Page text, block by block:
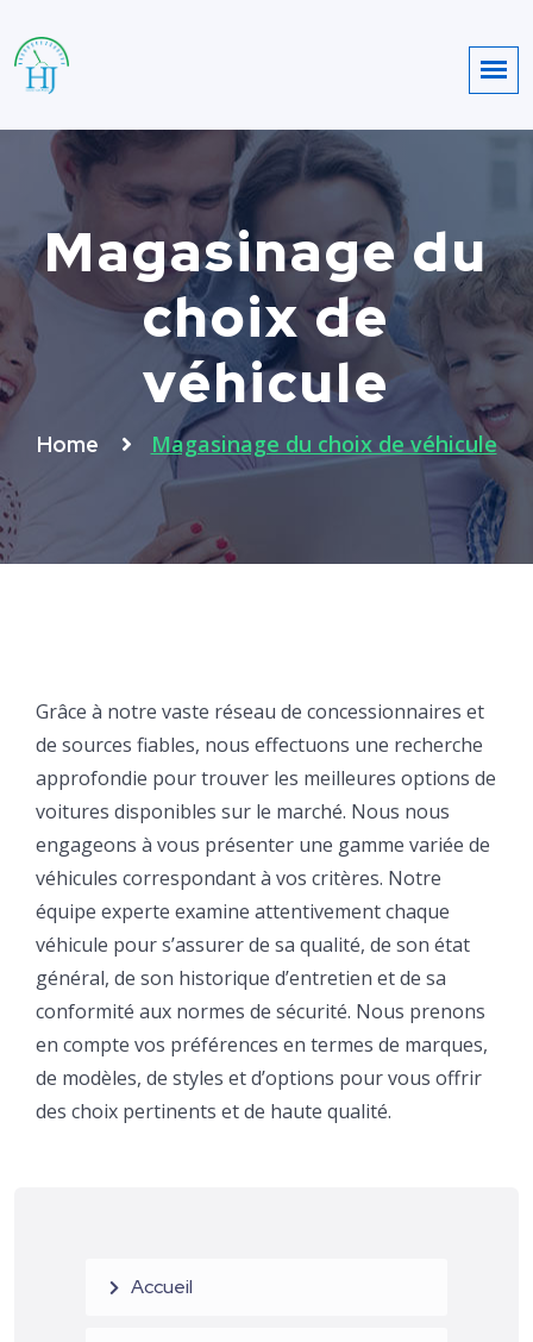
Magasinage du
choix de
véhicule
Home Magasinage du choix de véhicule
Grâce à notre vaste réseau de concessionnaires et
de sources fiables, nous effectuons une recherche
approfondie pour trouver les meilleures options de
voitures disponibles sur le marché. Nous nous
engageons à vous présenter une gamme variée de
véhicules correspondant à vos critères. Notre
équipe experte examine attentivement chaque
véhicule pour s’assurer de sa qualité, de son état
général, de son historique d’entretien et de sa
conformité aux normes de sécurité. Nous prenons
en compte vos préférences en termes de marques,
de modèles, de styles et d’options pour vous offrir
des choix pertinents et de haute qualité.
Accueil